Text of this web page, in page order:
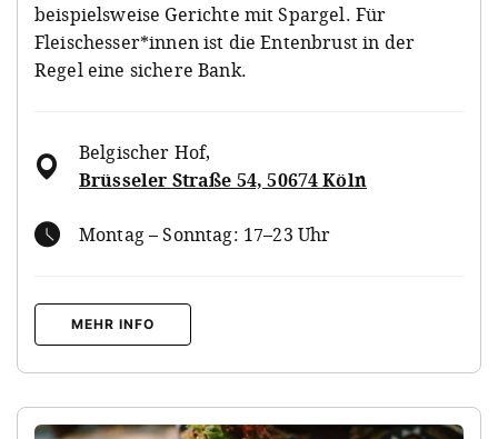
beispielsweise Gerichte mit Spargel. Für
Fleischesser*innen ist die Entenbrust in der
Regel eine sichere Bank.
Belgischer Hof,
Brüsseler Straße 54, 50674 Köln
Montag – Sonntag: 17–23 Uhr
MEHR INFO